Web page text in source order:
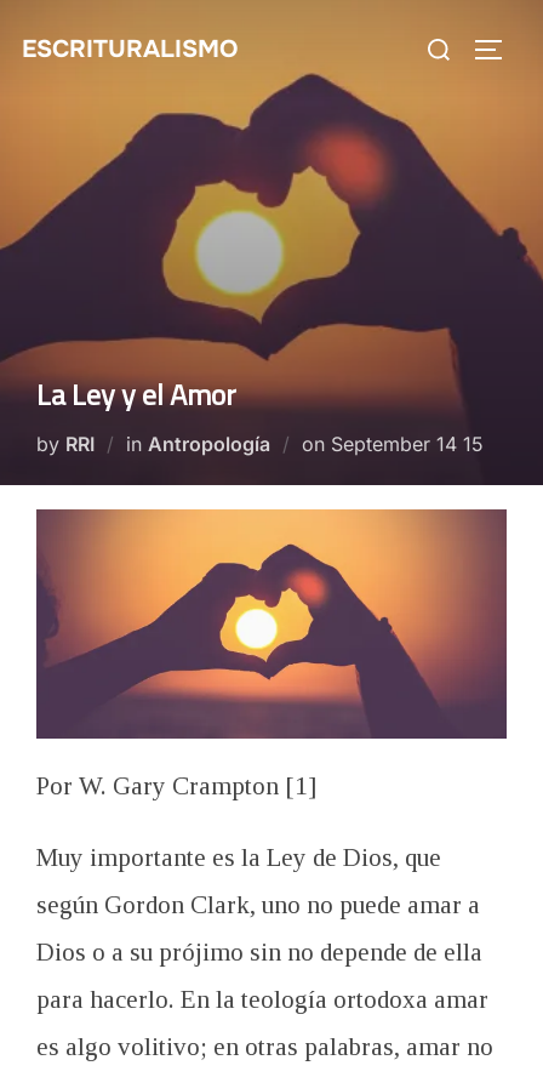
ESCRITURALISMO
Search
La Ley y el Amor
by RRI in Antropología on Posted
September 14 15
Por W. Gary Crampton [1]
Muy importante es la Ley de Dios, que
según Gordon Clark, uno no puede amar a
Dios o a su prójimo sin no depende de ella
para hacerlo. En la teología ortodoxa amar
es algo volitivo; en otras palabras, amar no